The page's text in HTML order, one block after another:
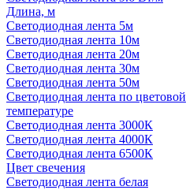
Длина, м
Светодиодная лента 5м
Светодиодная лента 10м
Светодиодная лента 20м
Светодиодная лента 30м
Светодиодная лента 50м
Светодиодная лента по цветовой
температуре
Светодиодная лента 3000К
Светодиодная лента 4000К
Светодиодная лента 6500К
Цвет свечения
Светодиодная лента белая